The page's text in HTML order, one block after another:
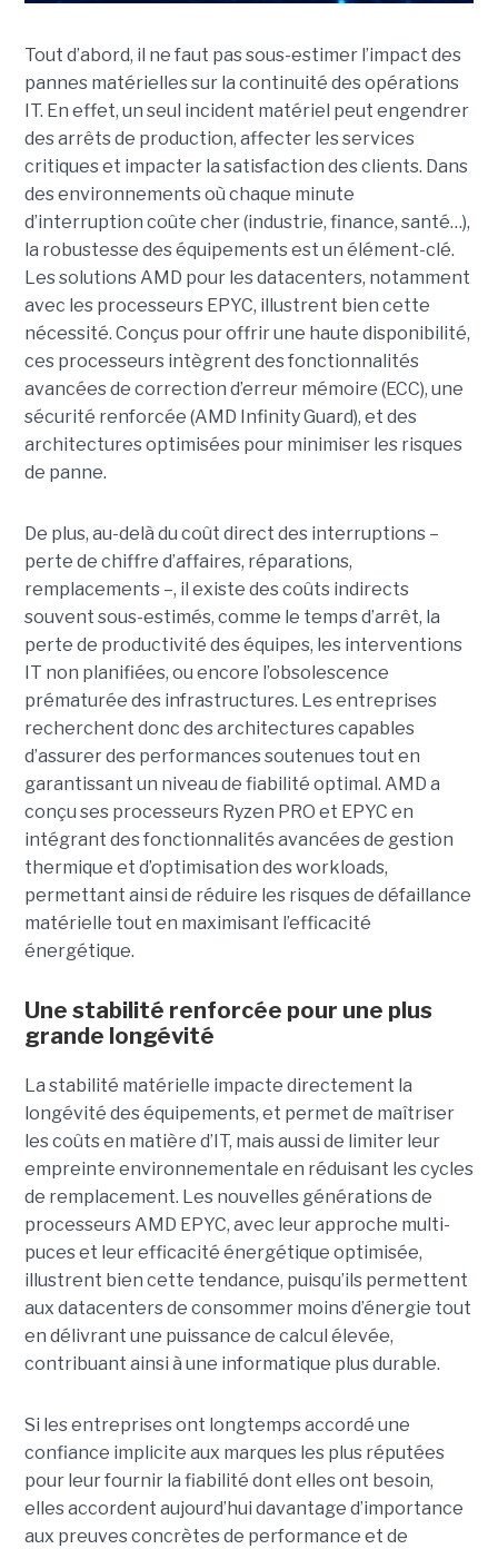
Tout d’abord, il ne faut pas sous-estimer l’impact des
pannes matérielles sur la continuité des opérations
IT. En effet, un seul incident matériel peut engendrer
des arrêts de production, affecter les services
critiques et impacter la satisfaction des clients. Dans
des environnements où chaque minute
d’interruption coûte cher (industrie, finance, santé…),
la robustesse des équipements est un élément-clé.
Les solutions AMD pour les datacenters, notamment
avec les processeurs EPYC, illustrent bien cette
nécessité. Conçus pour offrir une haute disponibilité,
ces processeurs intègrent des fonctionnalités
avancées de correction d’erreur mémoire (ECC), une
sécurité renforcée (AMD Infinity Guard), et des
architectures optimisées pour minimiser les risques
de panne.
De plus, au-delà du coût direct des interruptions –
perte de chiffre d’affaires, réparations,
remplacements –, il existe des coûts indirects
souvent sous-estimés, comme le temps d’arrêt, la
perte de productivité des équipes, les interventions
IT non planifiées, ou encore l’obsolescence
prématurée des infrastructures. Les entreprises
recherchent donc des architectures capables
d’assurer des performances soutenues tout en
garantissant un niveau de fiabilité optimal. AMD a
conçu ses processeurs Ryzen PRO et EPYC en
intégrant des fonctionnalités avancées de gestion
thermique et d’optimisation des workloads,
permettant ainsi de réduire les risques de défaillance
matérielle tout en maximisant l’efficacité
énergétique.
Une stabilité renforcée pour une plus
grande longévité
La stabilité matérielle impacte directement la
longévité des équipements, et permet de maîtriser
les coûts en matière d’IT, mais aussi de limiter leur
empreinte environnementale en réduisant les cycles
de remplacement. Les nouvelles générations de
processeurs AMD EPYC, avec leur approche multi-
puces et leur efficacité énergétique optimisée,
illustrent bien cette tendance, puisqu’ils permettent
aux datacenters de consommer moins d’énergie tout
en délivrant une puissance de calcul élevée,
contribuant ainsi à une informatique plus durable.
Si les entreprises ont longtemps accordé une
confiance implicite aux marques les plus réputées
pour leur fournir la fiabilité dont elles ont besoin,
elles accordent aujourd’hui davantage d’importance
aux preuves concrètes de performance et de